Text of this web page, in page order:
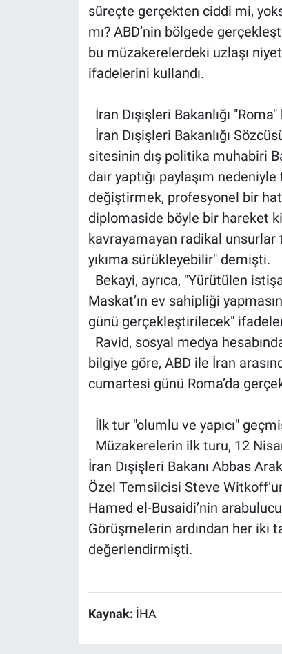
süreçte gerçekten ciddi mi,
mı? ABD’nin bölgede
bu müzakerelerdeki uzlaşı
ifadelerini kullandı.
İran Dışişleri Bakanlığı
İran Dışişleri Bakanlığı
sitesinin dış politika muhabiri
dair yaptığı paylaşım
değiştirmek, profesyonel bir
diplomaside böyle bir hareket ki
kavrayamayan radikal unsurlar
yıkıma sürükleyebilir" demişti.
Bekayi, ayrıca, "Yürütülen
Maskat’ın ev sahipliği
günü gerçekleştirilecek"
Ravid, sosyal medya
bilgiye göre, ABD ile İran
cumartesi günü Roma’da
İlk tur "olumlu ve yapıcı"
Müzakerelerin ilk turu, 12
İran Dışişleri Bakanı Abbas
Özel Temsilcisi Steve
Hamed el-Busaidi’nin
Görüşmelerin ardından her iki
değerlendirmişti.
Kaynak: İHA